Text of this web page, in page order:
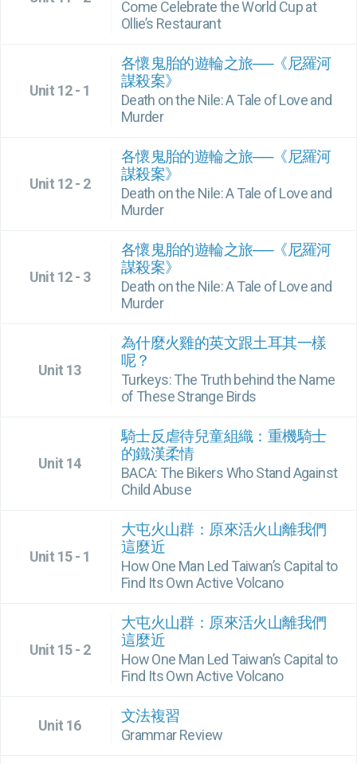
Come Celebrate the World Cup at
Ollie’s Restaurant
Unit 12 - 1
各懷鬼胎的遊輪之旅──《尼羅河
謀殺案》
Death on the Nile: A Tale of Love and
Murder
Unit 12 - 2
各懷鬼胎的遊輪之旅──《尼羅河
謀殺案》
Death on the Nile: A Tale of Love and
Murder
Unit 12 - 3
各懷鬼胎的遊輪之旅──《尼羅河
謀殺案》
Death on the Nile: A Tale of Love and
Murder
Unit 13
為什麼火雞的英文跟土耳其一樣
呢？
Turkeys: The Truth behind the Name
of These Strange Birds
Unit 14
騎士反虐待兒童組織：重機騎士
的鐵漢柔情
BACA: The Bikers Who Stand Against
Child Abuse
Unit 15 - 1
大屯火山群：原來活火山離我們
這麼近
How One Man Led Taiwan’s Capital to
Find Its Own Active Volcano
Unit 15 - 2
大屯火山群：原來活火山離我們
這麼近
How One Man Led Taiwan’s Capital to
Find Its Own Active Volcano
Unit 16
文法複習
Grammar Review